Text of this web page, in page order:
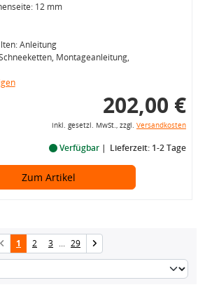
12 mm
Anleitung
Montageanleitung,
202,00 €
inkl. gesetzl. MwSt., zzgl. Versandkosten
Verfügbar Lieferzeit: 1-2 Tage
Zum Artikel
1 2 3 ... 29